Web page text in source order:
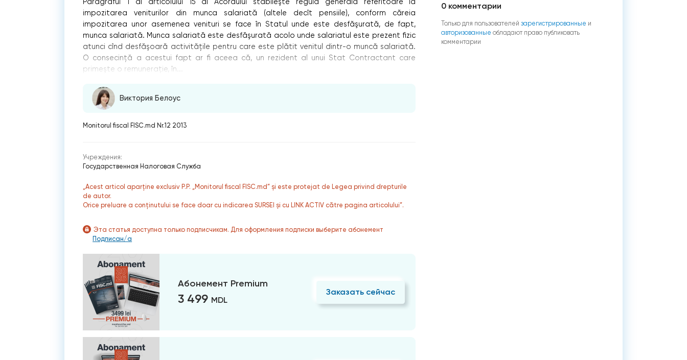
impozitarea veniturilor din munca salariată (altele decît pensiile), conform căreia
impozitarea unor asemenea venituri se face în Statul unde este desfăşurată, de fapt,
munca salariată. Munca salariată este desfăşurată acolo unde salariatul este prezent ﬁzic
atunci cînd desfăşoară activităţile pentru care este plătit venitul dintr-o muncă salariată.
O consecinţă a acestui fapt ar ﬁ aceea că, un rezident al unui Stat Contractant care
primeşte o remuneraţie, în...
Виктория Белоус
Monitorul fiscal FISC.md Nr.12 2013
Учреждения:
Государственная Налоговая Служба
„Acest articol aparține exclusiv P.P. „Monitorul fiscal FISC.md” și este protejat de Legea privind drepturile
de autor.
Orice preluare a conținutului se face doar cu indicarea SURSEI și cu LINK ACTIV către pagina articolului”.
Эта статья доступна только подписчикам. Для оформления подписки выберите абонемент
Подписан/а
Абонемент Premium
3 499 MDL
Заказать сейчас
0 комментарии
Только для пользователей зарегистрированные и
авторизованные обладают право публиковать
комментарии